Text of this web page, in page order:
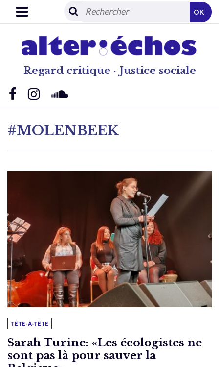
Regard critique · Justice sociale
OK
#MOLENBEEK
TÊTE-À-TÊTE
Sarah Turine: «Les écologistes ne
sont pas là pour sauver la